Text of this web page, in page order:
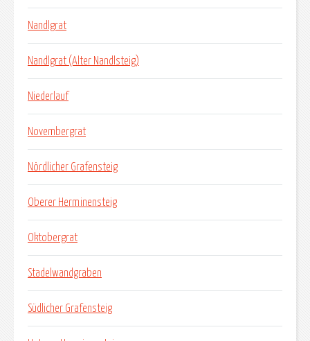
Nandlgrat
Nandlgrat (Alter Nandlsteig)
Niederlauf
Novembergrat
Nördlicher Grafensteig
Oberer Herminensteig
Oktobergrat
Stadelwandgraben
Südlicher Grafensteig